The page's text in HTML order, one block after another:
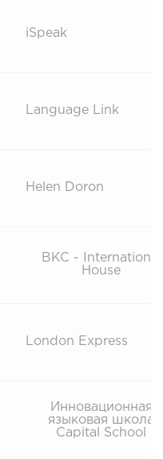
iSpeak
Language Link
Helen Doron
BKC - International
House
London Express
Инновационная
языковая школа
Capital School